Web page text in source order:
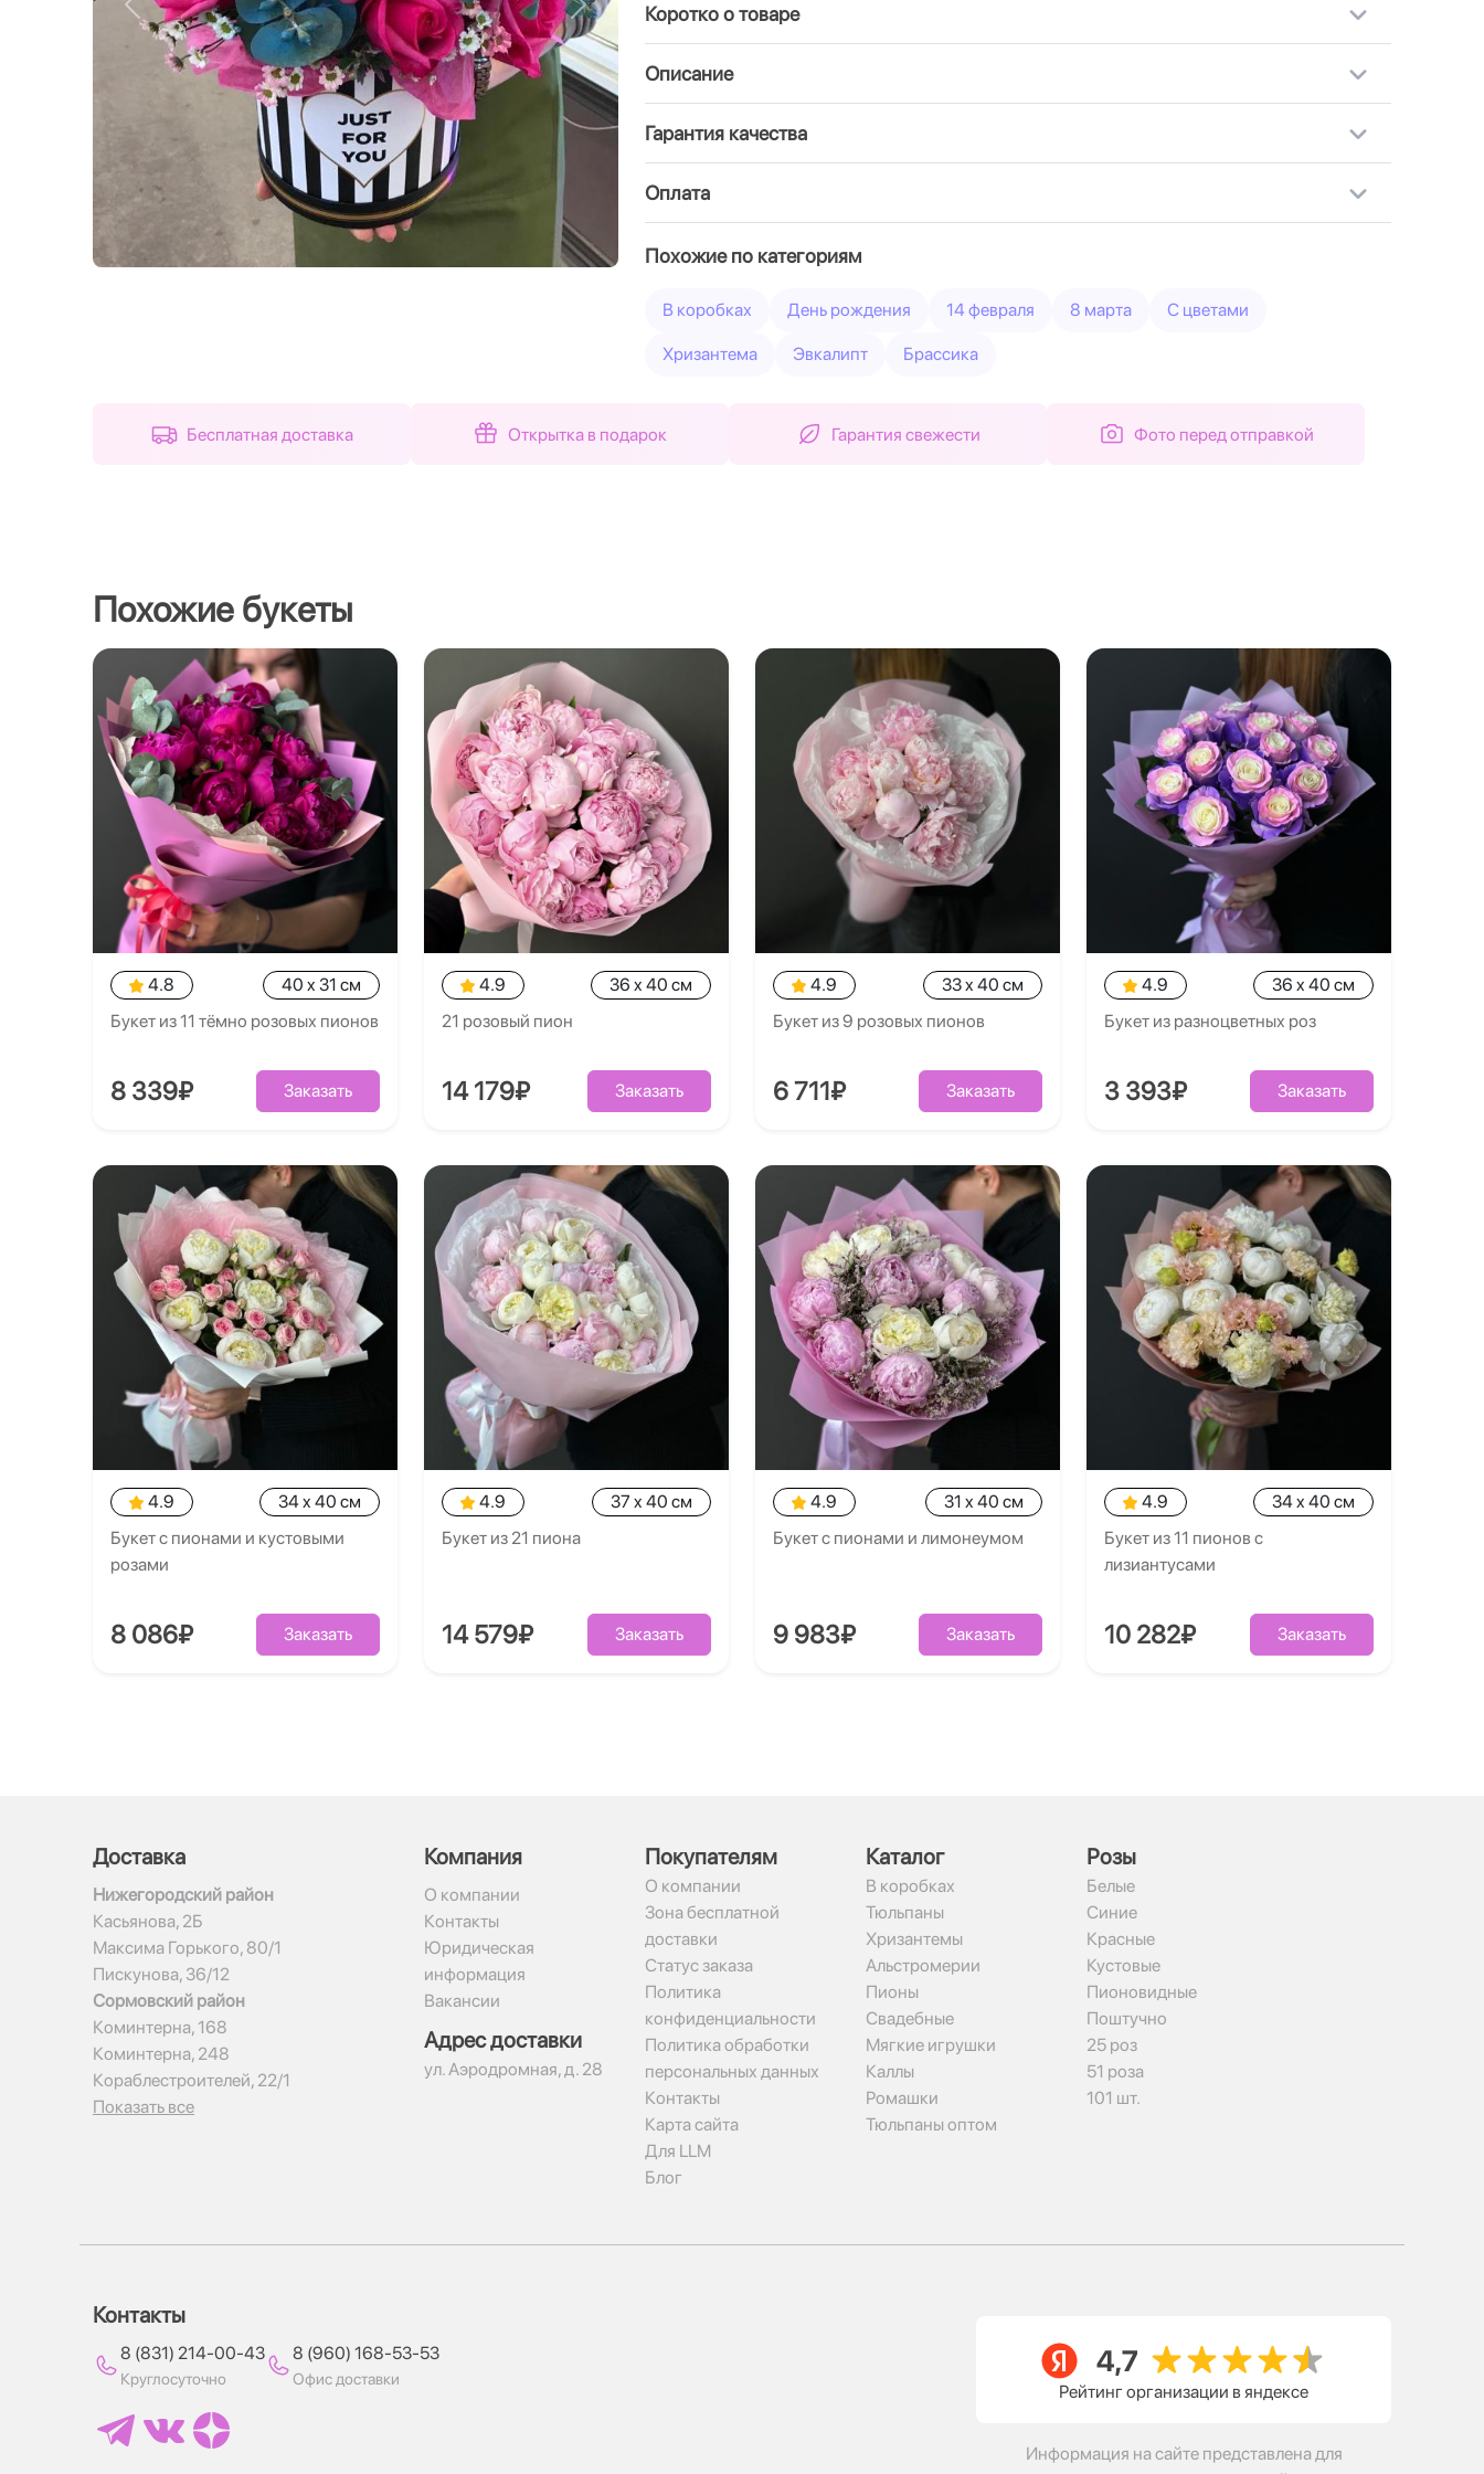
Назад Вперед Коротко о товаре
Описание
Гарантия качества
Оплата
Похожие по категориям
В коробках День рождения 14 февраля 8 марта С цветами
Хризантема Эвкалипт Брассика
Бесплатная доставка Открытка в подарок Гарантия свежести Фото перед отправкой
Похожие букеты
4.8
40 x 31 см
Букет из 11 тёмно розовых пионов
8 339₽ Заказать
4.9
36 x 40 см
21 розовый пион
14 179₽ Заказать
4.9
33 x 40 см
Букет из 9 розовых пионов
6 711₽ Заказать
4.9
36 x 40 см
Букет из разноцветных роз
3 393₽ Заказать
4.9
34 x 40 см
Букет с пионами и кустовыми
розами
8 086₽ Заказать
4.9
37 x 40 см
Букет из 21 пиона
14 579₽ Заказать
4.9
31 x 40 см
Букет с пионами и лимонеумом
9 983₽ Заказать
4.9
34 x 40 см
Букет из 11 пионов с
лизиантусами
10 282₽ Заказать
Доставка
Нижегородский район
Касьянова, 2Б
Максима Горького, 80/1
Пискунова, 36/12
Сормовский район
Коминтерна, 168
Коминтерна, 248
Кораблестроителей, 22/1
Показать все
Компания
О компании
Контакты
Юридическая
информация
Вакансии
Адрес доставки
ул. Аэродромная, д. 28
Покупателям
О компании
Зона бесплатной
доставки
Статус заказа
Политика
конфиденциальности
Политика обработки
персональных данных
Контакты
Карта сайта
Для LLM
Блог
Каталог
В коробках
Тюльпаны
Хризантемы
Альстромерии
Пионы
Свадебные
Мягкие игрушки
Каллы
Ромашки
Тюльпаны оптом
Рoзы
Белые
Синие
Красные
Кустовые
Пионовидные
Поштучно
25 роз
51 роза
101 шт.
Контакты
8 (831) 214-00-43
Круглосуточно
8 (960) 168-53-53
Офис доставки
Рейтинг организации в яндексе
Информация на сайте представлена для